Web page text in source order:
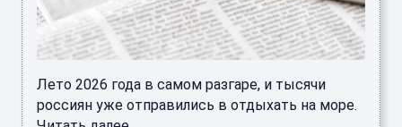
Лето 2026 года в самом разгаре, и тысячи
россиян уже отправились в отдыхать на море.